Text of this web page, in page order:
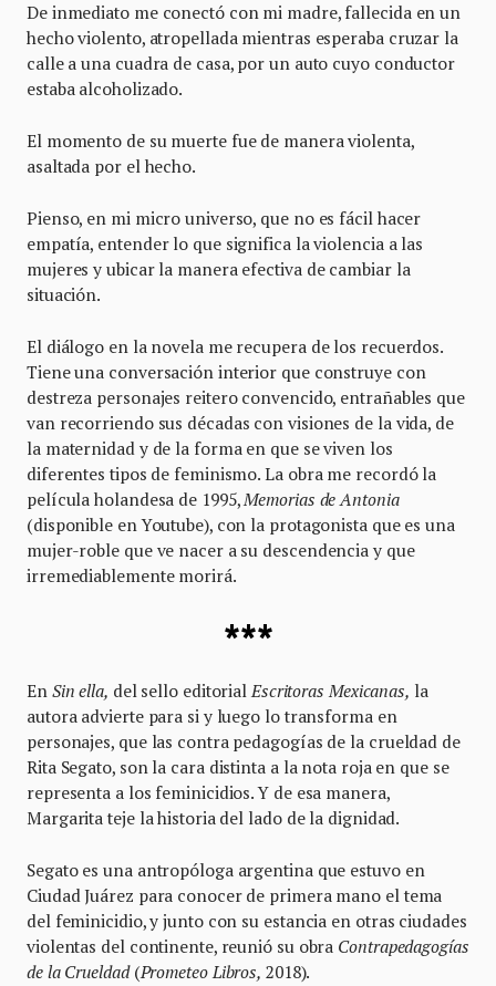
De inmediato me conectó con mi madre, fallecida en un
hecho violento, atropellada mientras esperaba cruzar la
calle a una cuadra de casa, por un auto cuyo conductor
estaba alcoholizado.
El momento de su muerte fue de manera violenta,
asaltada por el hecho.
Pienso, en mi micro universo, que no es fácil hacer
empatía, entender lo que significa la violencia a las
mujeres y ubicar la manera efectiva de cambiar la
situación.
El diálogo en la novela me recupera de los recuerdos.
Tiene una conversación interior que construye con
destreza personajes reitero convencido, entrañables que
van recorriendo sus décadas con visiones de la vida, de
la maternidad y de la forma en que se viven los
diferentes tipos de feminismo. La obra me recordó la
película holandesa de 1995,Memorias de Antonia
(disponible en Youtube), con la protagonista que es una
mujer-roble que ve nacer a su descendencia y que
irremediablemente morirá.
***
En Sin ella, del sello editorialEscritoras Mexicanas, la
autora advierte para si y luego lo transforma en
personajes, que las contra pedagogías de la crueldad de
Rita Segato, son la cara distinta a la nota roja en que se
representa a los feminicidios. Y de esa manera,
Margarita teje la historia del lado de la dignidad.
Segato es una antropóloga argentina que estuvo en
Ciudad Juárez para conocer de primera mano el tema
del feminicidio, y junto con su estancia en otras ciudades
violentas del continente, reunió su obra Contrapedagogías
de la Crueldad(Prometeo Libros, 2018).